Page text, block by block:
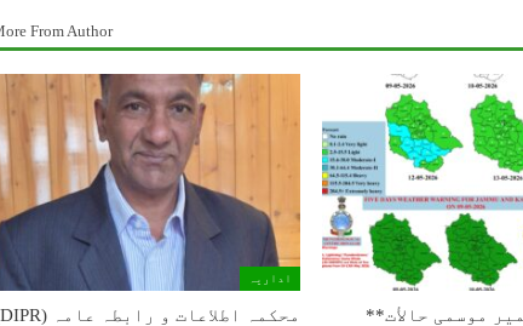
From Author
موسمی حالأت**
اداریہ